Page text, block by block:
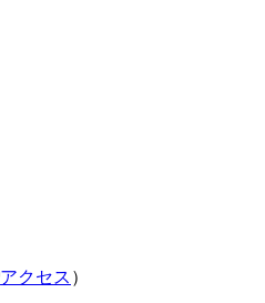
アクセス ）